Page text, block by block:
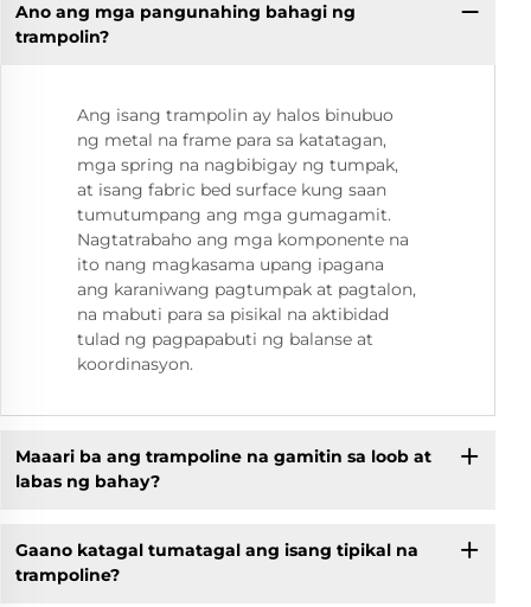
Ano ang mga pangunahing bahagi ng
trampolin?
Ang isang trampolin ay halos binubuo
ng metal na frame para sa katatagan,
mga spring na nagbibigay ng tumpak,
at isang fabric bed surface kung saan
tumutumpang ang mga gumagamit.
Nagtatrabaho ang mga komponente na
ito nang magkasama upang ipagana
ang karaniwang pagtumpak at pagtalon,
na mabuti para sa pisikal na aktibidad
tulad ng pagpapabuti ng balanse at
koordinasyon.
Maaari ba ang trampoline na gamitin sa loob at
labas ng bahay?
Gaano katagal tumatagal ang isang tipikal na
trampoline?